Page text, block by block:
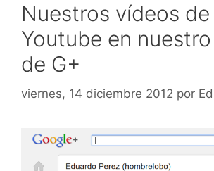
Nuestros vídeos de
Youtube en
de G+
viernes, 14 diciembre 2012 por